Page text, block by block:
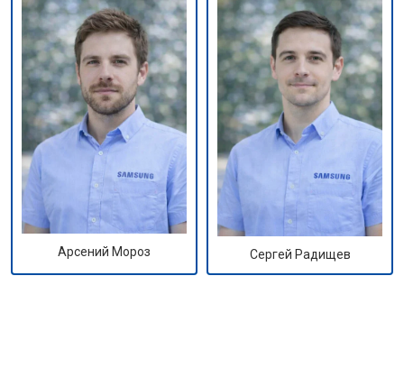
Арсений Мороз Сергей Радищев